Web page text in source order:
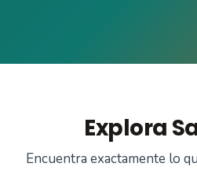
Explora
Encuentra exactamente lo